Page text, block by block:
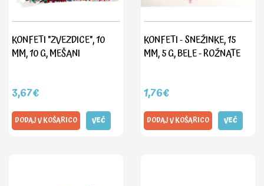
KONFETI "ZVEZDICE", 10
MM, 10 G, MEŠANI
3,67€
DODAJ V KOŠARICO VEČ
KONFETI - SNEŽINKE, 15
MM, 5 G, BELE - ROŽNATE
1,76€
DODAJ V KOŠARICO VEČ